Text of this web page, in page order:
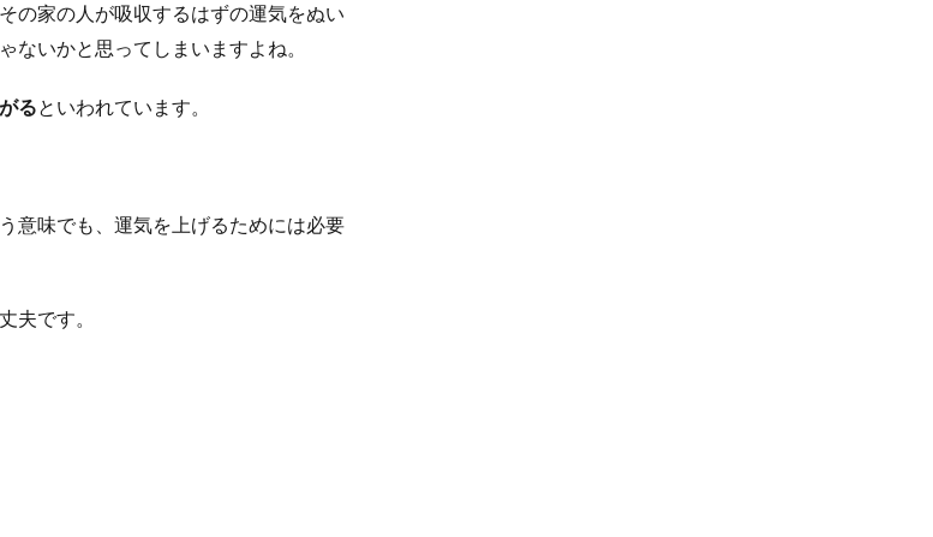
の家の人が吸収するはずの運気をぬい
ないかと思ってしまいますよね。
るといわれています。
意味でも、運気を上げるためには必要
夫です。